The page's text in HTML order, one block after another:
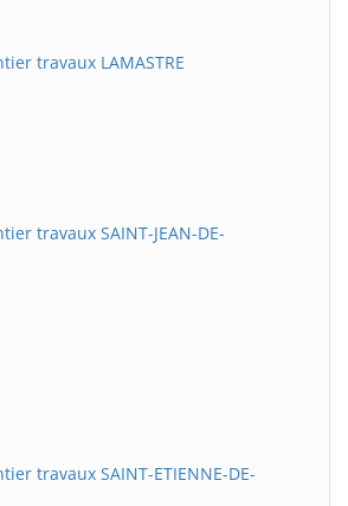
travaux LAMASTRE
travaux SAINT-JEAN-DE-
travaux SAINT-ETIENNE-DE-